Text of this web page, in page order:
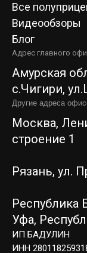
Все
Видеообзоры
Блог
Адрес главного
Амурская
c.Чигири,
Другие адреса
Москва,
строение 1
Рязань, ул.
Республика
Уфа,
ИП БАДУЛИН
ИНН